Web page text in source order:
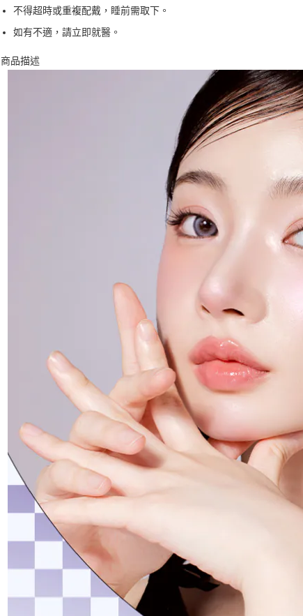
不得超時或重複配戴，睡前需取下。
如有不適，請立即就醫。
商品描述